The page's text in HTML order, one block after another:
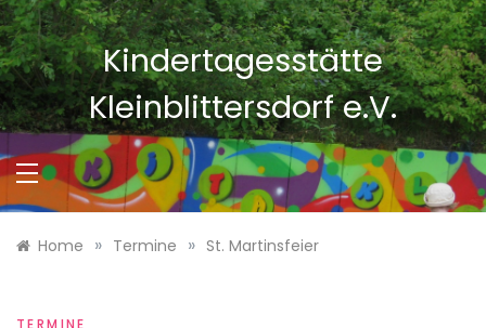
Skip
to
content
Kindertagesstätte
Kleinblittersdorf e.V.
Home » Termine » St. Martinsfeier